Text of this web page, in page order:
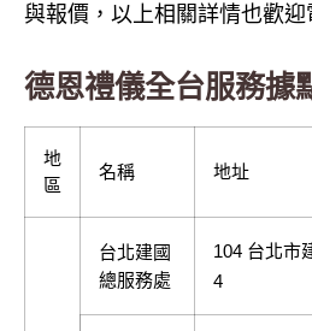
與報價，以上相關詳情也歡迎
德恩禮儀全台服務據
地
區
名稱 地址
台北建國
總服務處
104 台北市
4